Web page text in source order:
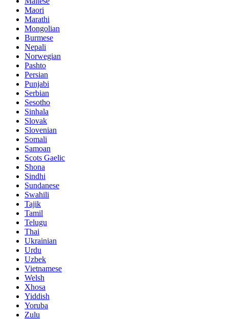
Maori
Marathi
Mongolian
Burmese
Nepali
Norwegian
Pashto
Persian
Punjabi
Serbian
Sesotho
Sinhala
Slovak
Slovenian
Somali
Samoan
Scots Gaelic
Shona
Sindhi
Sundanese
Swahili
Tajik
Tamil
Telugu
Thai
Ukrainian
Urdu
Uzbek
Vietnamese
Welsh
Xhosa
Yiddish
Yoruba
Zulu